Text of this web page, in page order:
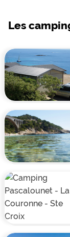
Dj...
Vous trouverez
souvenirs, un
la mer et
Les